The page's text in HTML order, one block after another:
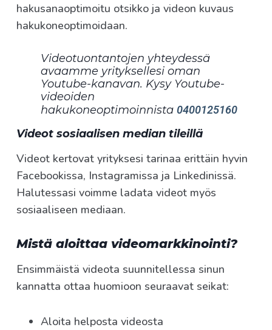
hakusanaoptimoitu otsikko ja videon kuvaus
hakukoneoptimoidaan.
Videotuontantojen yhteydessä
avaamme yrityksellesi oman
Youtube-kanavan. Kysy Youtube-
videoiden
hakukoneoptimoinnista 0400125160
Videot sosiaalisen median tileillä
Videot kertovat yrityksesi tarinaa erittäin hyvin
Facebookissa, Instagramissa ja Linkedinissä.
Halutessasi voimme ladata videot myös
sosiaaliseen mediaan.
Mistä aloittaa videomarkkinointi?
Ensimmäistä videota suunnitellessa sinun
kannatta ottaa huomioon seuraavat seikat:
Aloita helposta videosta